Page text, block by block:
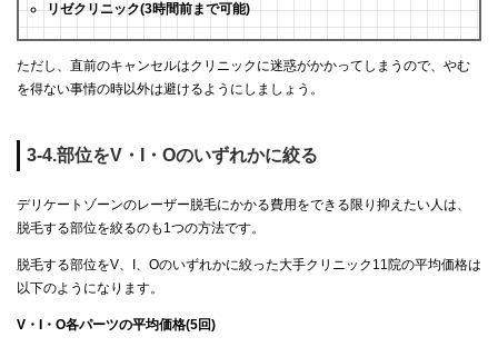
リゼクリニック(3時間前まで可能)
ただし、直前のキャンセルはクリニックに迷惑がかかってしまうので、やむ
を得ない事情の時以外は避けるようにしましょう。
3-4.部位をV・I・Oのいずれかに絞る
デリケートゾーンのレーザー脱毛にかかる費用をできる限り抑えたい人は、
脱毛する部位を絞るのも1つの方法です。
脱毛する部位をV、I、Oのいずれかに絞った大手クリニック11院の平均価格は
以下のようになります。
V・I・O各パーツの平均価格(5回)